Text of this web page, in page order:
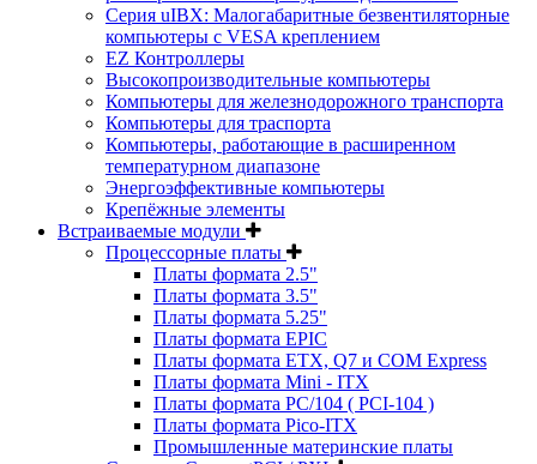
Серия uIBX: Малогабаритные безвентиляторные
компьютеры с VESA креплением
EZ Контроллеры
Высокопроизводительные компьютеры
Компьютеры для железнодорожного транспорта
Компьютеры для траспорта
Компьютеры, работающие в расширенном
температурном диапазоне
Энергоэффективные компьютеры
Крепёжные элементы
Встраиваемые модули
Процессорные платы
Платы формата 2.5"
Платы формата 3.5"
Платы формата 5.25"
Платы формата EPIC
Платы формата ETX, Q7 и COM Express
Платы формата Mini - ITX
Платы формата PC/104 ( PCI-104 )
Платы формата Pico-ITX
Промышленные материнские платы